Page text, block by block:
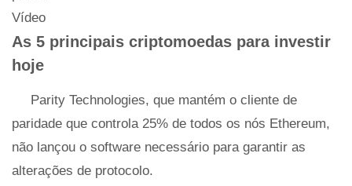
Vídeo
As 5 principais criptomoedas para investir
hoje
Parity Technologies, que mantém o cliente de
paridade que controla 25% de todos os nós Ethereum,
não lançou o software necessário para garantir as
alterações de protocolo.